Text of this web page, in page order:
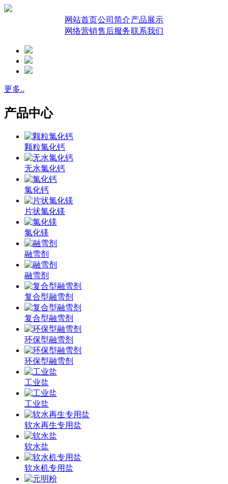
网站首页公司简介产品展示
网络营销售后服务联系我们
更多..
产品中心
颗粒氯化钙
无水氯化钙
氯化钙
片状氯化镁
氯化镁
融雪剂
融雪剂
复合型融雪剂
复合型融雪剂
环保型融雪剂
环保型融雪剂
工业盐
工业盐
软水再生专用盐
软水盐
软水机专用盐